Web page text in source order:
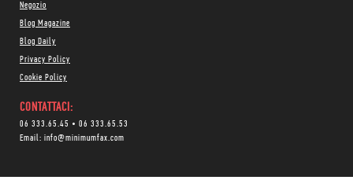
Negozio
Blog Magazine
Blog Daily
Privacy Policy
Cookie Policy
CONTATTACI:
06 333.65.45 • 06 333.65.53
Email: info@minimumfax.com